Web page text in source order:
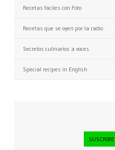
Recetas faciles con Foto
Recetas que se oyen por la radio
Secretos culinarios a voces
Special recipes in English